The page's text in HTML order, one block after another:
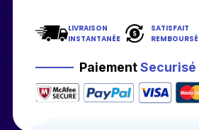
LIVRAISON
INSTANTANÉE
SATISFAIT
REMBOURSÉ
PaiementSecurisé